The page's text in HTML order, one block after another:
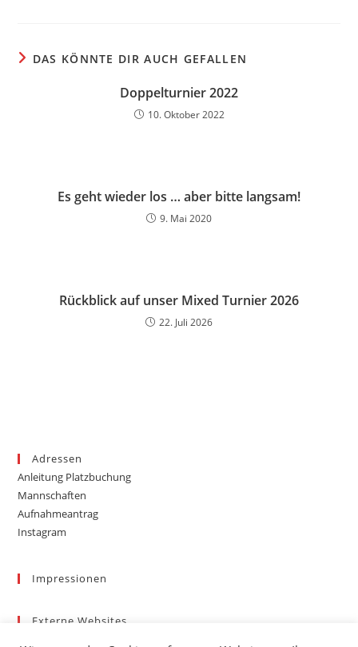
DAS KÖNNTE DIR AUCH GEFALLEN
Doppelturnier 2022
10. Oktober 2022
Es geht wieder los … aber bitte langsam!
9. Mai 2020
Rückblick auf unser Mixed Turnier 2026
22. Juli 2026
Adressen
Anleitung Platzbuchung
Mannschaften
Aufnahmeantrag
Instagram
Impressionen
Externe Websites